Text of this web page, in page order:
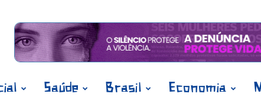
Saúde Brasil Economia